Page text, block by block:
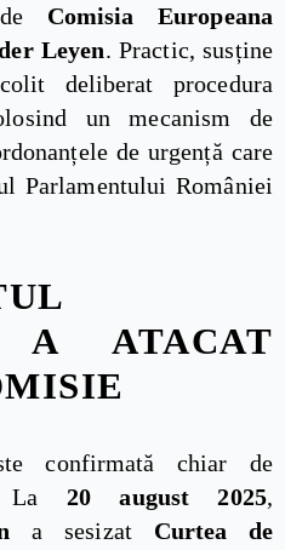
Comisia Europeana
Leyen. Practic, susține
deliberat procedura
un mecanism de
de urgență care
Parlamentului României
A ATACAT
confirmată chiar de
La 20 august 2025,
a sesizat Curtea de